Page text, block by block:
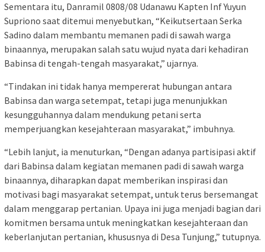
Sementara itu, Danramil 0808/08 Udanawu Kapten Inf Yuyun
Supriono saat ditemui menyebutkan, “Keikutsertaan Serka
Sadino dalam membantu memanen padi di sawah warga
binaannya, merupakan salah satu wujud nyata dari kehadiran
Babinsa di tengah-tengah masyarakat,” ujarnya.
“Tindakan ini tidak hanya mempererat hubungan antara
Babinsa dan warga setempat, tetapi juga menunjukkan
kesungguhannya dalam mendukung petani serta
memperjuangkan kesejahteraan masyarakat,” imbuhnya.
“Lebih lanjut, ia menuturkan, “Dengan adanya partisipasi aktif
dari Babinsa dalam kegiatan memanen padi di sawah warga
binaannya, diharapkan dapat memberikan inspirasi dan
motivasi bagi masyarakat setempat, untuk terus bersemangat
dalam menggarap pertanian. Upaya ini juga menjadi bagian dari
komitmen bersama untuk meningkatkan kesejahteraan dan
keberlanjutan pertanian, khususnya di Desa Tunjung,” tutupnya.